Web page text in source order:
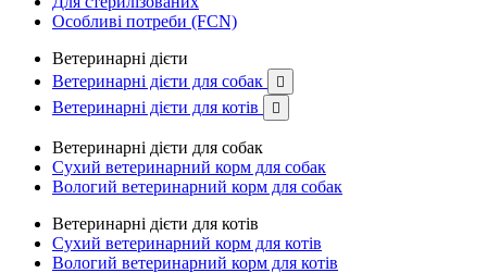
Особливі потреби (FCN)
Ветеринарні дієти
Ветеринарні дієти для собак

Ветеринарні дієти для котів 
Ветеринарні дієти для собак
Сухий ветеринарний корм для собак
Вологий ветеринарний корм для собак
Ветеринарні дієти для котів
Сухий ветеринарний корм для котів
Вологий ветеринарний корм для котів